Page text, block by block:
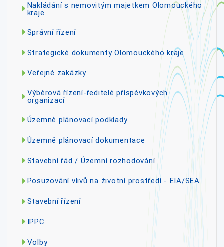
Nakládání s nemovitým majetkem Olomouckého
kraje
Správní řízení
Strategické dokumenty Olomouckého kraje
Veřejné zakázky
Výběrová řízení-ředitelé příspěvkových
organizací
Územně plánovací podklady
Územně plánovací dokumentace
Stavební řád / Územní rozhodování
Posuzování vlivů na životní prostředí - EIA/SEA
Stavební řízení
IPPC
Volby